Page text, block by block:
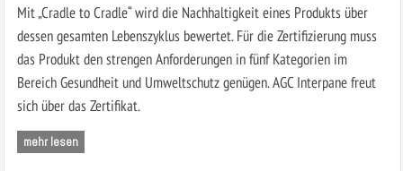
Mit „Cradle to Cradle“ wird die Nachhaltigkeit eines Produkts über
dessen gesamten Lebenszyklus bewertet. Für die Zertifizierung muss
das Produkt den strengen Anforderungen in fünf Kategorien im
Bereich Gesundheit und Umweltschutz genügen. AGC Interpane freut
sich über das Zertifikat.
mehr lesen